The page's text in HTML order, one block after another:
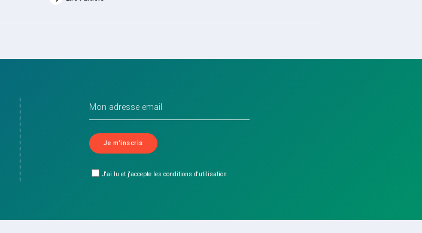
J'ai lu et j'accepte les conditions d'utilisation